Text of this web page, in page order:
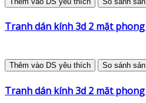
Tranh dán kính 3d 2 mặt
Thêm vào DS yêu thích So sánh
Tranh dán kính 3d 2 mặt